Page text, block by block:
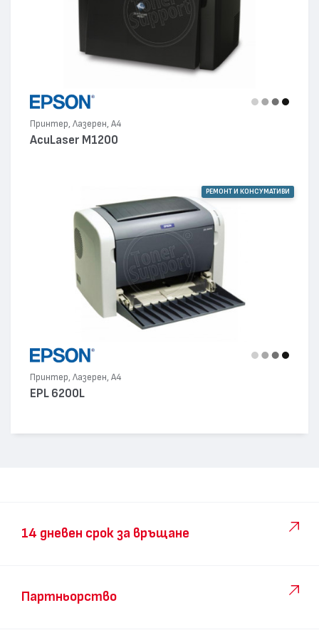
Принтер, Лазерен, А4
AcuLaser M1200
РЕМОНТ И КОНСУМАТИВИ
Принтер, Лазерен, А4
EPL 6200L
14 дневен срок за връщане
Партньорство